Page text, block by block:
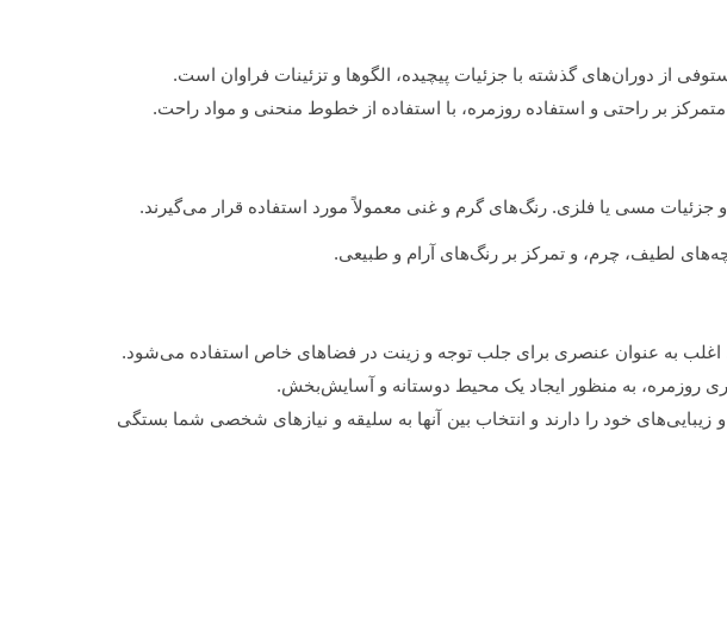
از دوران‌های گذشته با جزئیات پیچیده، الگوها و تزئینات فراوان است.
بر راحتی و استفاده روزمره، با استفاده از خطوط منحنی و مواد راحت.
جزئیات مسی یا فلزی. رنگ‌های گرم و غنی معمولاً مورد استفاده قرار می‌گیرند.
لطیف، چرم، و تمرکز بر رنگ‌های آرام و طبیعی.
اغلب به عنوان عنصری برای جلب توجه و زینت در فضاهای خاص استفاده می‌شود.
روزمره، به منظور ایجاد یک محیط دوستانه و آسایش‌بخش.
و زیبایی‌های خود را دارند و انتخاب بین آنها به سلیقه و نیازهای شخصی شما بستگی